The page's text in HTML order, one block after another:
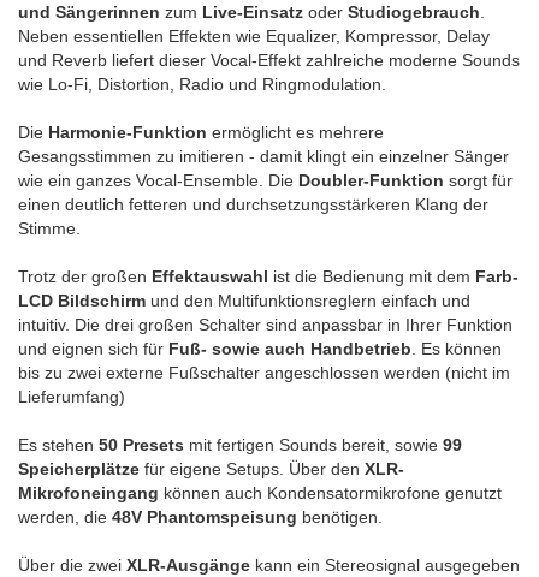
und Sängerinnen zum Live-Einsatz oder Studiogebrauch
Neben essentiellen Effekten wie Equalizer, Kompressor, Delay
und Reverb liefert dieser Vocal-Effekt zahlreiche moderne Sounds
wie Lo-Fi, Distortion, Radio und Ringmodulation.
Die Harmonie-Funktion ermöglicht es mehrere
Gesangsstimmen zu imitieren - damit klingt ein einzelner Sänger
wie ein ganzes Vocal-Ensemble. Die Doubler-Funktion sorgt für
einen deutlich fetteren und durchsetzungsstärkeren Klang der
Stimme.
Trotz der großen Effektauswahl ist die Bedienung mit dem Farb-
LCD Bildschirm und den Multifunktionsreglern einfach und
intuitiv. Die drei großen Schalter sind anpassbar in Ihrer Funktion
und eignen sich für Fuß- sowie auch Handbetrieb . Es können
bis zu zwei externe Fußschalter angeschlossen werden (nicht im
Lieferumfang)
Es stehen 50 Presets mit fertigen Sounds bereit, sowie 99
Speicherplätze für eigene Setups. Über den XLR-
Mikrofoneingang können auch Kondensatormikrofone genutzt
werden, die 48V Phantomspeisung benötigen.
Über die zwei XLR-Ausgänge kann ein Stereosignal ausgegeben